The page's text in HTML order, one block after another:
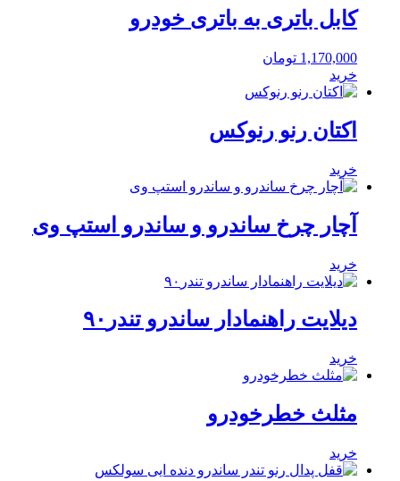
کابل باتری به باتری خودرو
1,170,000 تومان
خرید
اکتان رنو رنوکس
خرید
آچار چرخ ساندرو و ساندرو استپ وی
خرید
دیلایت راهنمادار ساندرو تندر۹۰
خرید
مثلث خطرخودرو
خرید